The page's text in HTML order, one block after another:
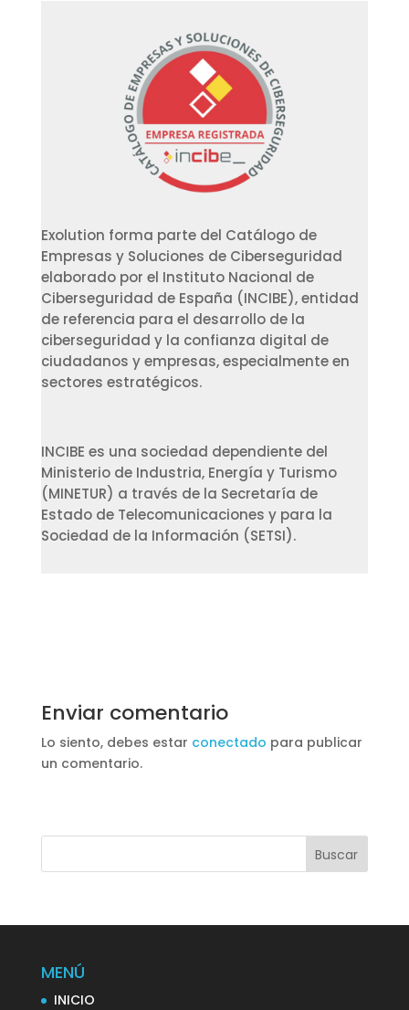
Exolution forma parte del Catálogo de
Empresas y Soluciones de Ciberseguridad
elaborado por el Instituto Nacional de
Ciberseguridad de España (INCIBE), entidad
de referencia para el desarrollo de la
ciberseguridad y la confianza digital de
ciudadanos y empresas, especialmente en
sectores estratégicos.
INCIBE es una sociedad dependiente del
Ministerio de Industria, Energía y Turismo
(MINETUR) a través de la Secretaría de
Estado de Telecomunicaciones y para la
Sociedad de la Información (SETSI).
Enviar comentario
Lo siento, debes estar conectado para publicar
un comentario.
MENÚ
INICIO